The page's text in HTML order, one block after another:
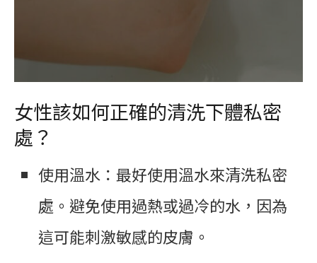
女性該如何正確的清洗下體私密
處？
使用溫水：最好使用溫水來清洗私密
處。避免使用過熱或過冷的水，因為
這可能刺激敏感的皮膚。